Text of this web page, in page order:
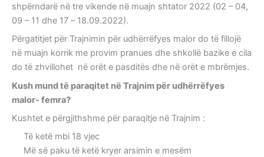
shpërndarë në tre vikende në muajn shtator 2022 (02 – 04,
09 – 11 dhe 17 – 18.09.2022).
Përgatitjet për Trajnimin për udhërrëfyes malor do të fillojë
në muajn korrik me provim pranues dhe shkollë bazike e cila
do të zhvillohet në orët e pasditës dhe në orët e mbrëmjes.
Kush mund të paraqitet në Trajnim për udhërrëfyes
malor- femra?
Kushtet e përgjithshme për paraqitje në Trajnim :
Të ketë mbi 18 vjec
Më së paku të ketë kryer arsimin e mesëm